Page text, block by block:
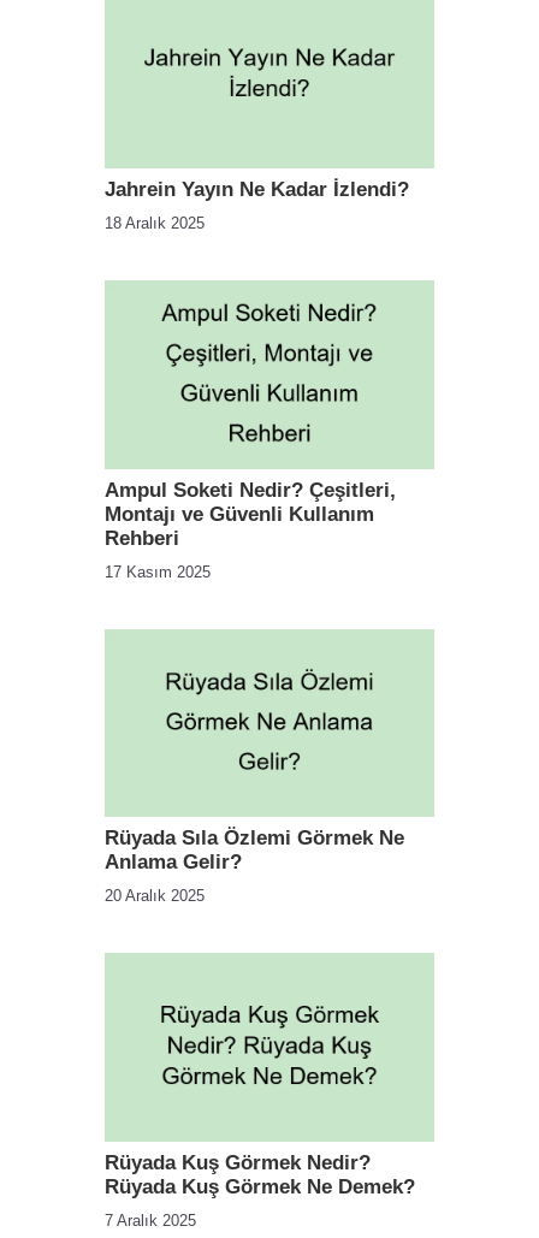
Jahrein Yayın Ne Kadar İzlendi?
18 Aralık 2025
Ampul Soketi Nedir? Çeşitleri,
Montajı ve Güvenli Kullanım
Rehberi
17 Kasım 2025
Rüyada Sıla Özlemi Görmek Ne
Anlama Gelir?
20 Aralık 2025
Rüyada Kuş Görmek Nedir?
Rüyada Kuş Görmek Ne Demek?
7 Aralık 2025